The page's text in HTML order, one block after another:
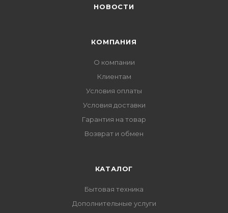
НОВОСТИ
КОМПАНИЯ
О компании
Клиентам
Условия оплаты
Условия доставки
Гарантия на товар
Возврат и обмен
КАТАЛОГ
Бытовая техника
Дополнительные услуги